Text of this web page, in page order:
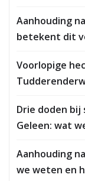
Aanhouding
betekent dit
Voorlopige
Drie doden
Geleen: wat
Aanhouding
we weten en